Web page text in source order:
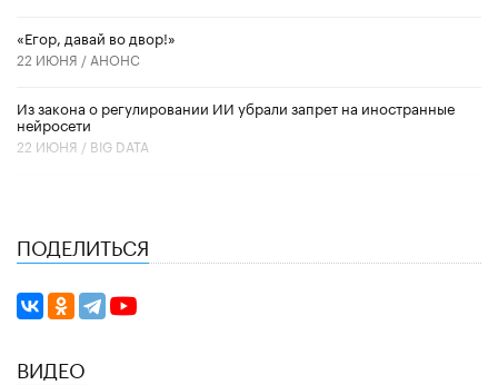
«Егор, давай во двор!»
22 ИЮНЯ / АНОНС
Из закона о регулировании ИИ убрали запрет на иностранные
нейросети
22 ИЮНЯ / BIG DATA
ПОДЕЛИТЬСЯ
ВИДЕО